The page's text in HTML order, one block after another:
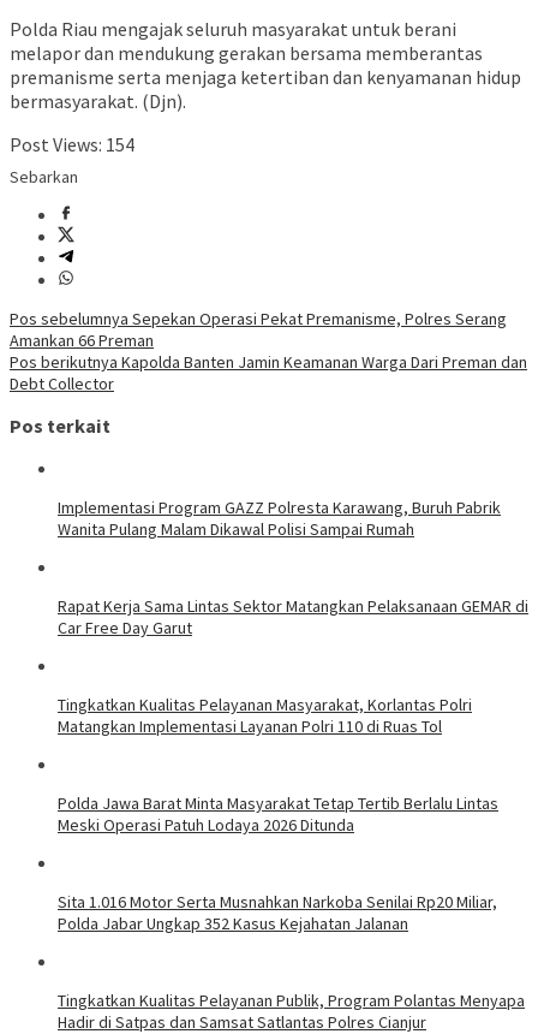
Polda Riau mengajak seluruh masyarakat untuk berani
melapor dan mendukung gerakan bersama memberantas
premanisme serta menjaga ketertiban dan kenyamanan hidup
bermasyarakat. (Djn).
Post Views: 154
Sebarkan
Navigasi
pos
Pos sebelumnya Sepekan Operasi Pekat Premanisme, Polres Serang
Amankan 66 Preman
Pos berikutnya Kapolda Banten Jamin Keamanan Warga Dari Preman dan
Debt Collector
Pos terkait
Implementasi Program GAZZ Polresta Karawang, Buruh Pabrik
Wanita Pulang Malam Dikawal Polisi Sampai Rumah
Rapat Kerja Sama Lintas Sektor Matangkan Pelaksanaan GEMAR di
Car Free Day Garut
Tingkatkan Kualitas Pelayanan Masyarakat, Korlantas Polri
Matangkan Implementasi Layanan Polri 110 di Ruas Tol
Polda Jawa Barat Minta Masyarakat Tetap Tertib Berlalu Lintas
Meski Operasi Patuh Lodaya 2026 Ditunda
Sita 1.016 Motor Serta Musnahkan Narkoba Senilai Rp20 Miliar,
Polda Jabar Ungkap 352 Kasus Kejahatan Jalanan
Tingkatkan Kualitas Pelayanan Publik, Program Polantas Menyapa
Hadir di Satpas dan Samsat Satlantas Polres Cianjur